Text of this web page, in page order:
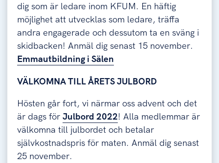
dig som är ledare inom KFUM. En häftig
möjlighet att utvecklas som ledare, träffa
andra engagerade och dessutom ta en sväng i
skidbacken! Anmäl dig senast 15 november.
Emmautbildning i Sälen
VÄLKOMNA TILL ÅRETS JULBORD
Hösten går fort, vi närmar oss advent och det
är dags för Julbord 2022! Alla medlemmar är
välkomna till julbordet och betalar
självkostnadspris för maten. Anmäl dig senast
25 november.